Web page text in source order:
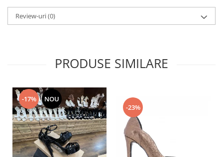
Review-uri(0)
PRODUSE SIMILARE
-17% NOU
-23%